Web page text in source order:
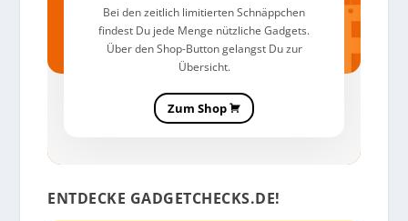
Bei den zeitlich limitierten Schnäppchen
findest Du jede Menge nützliche Gadgets.
Über den Shop-Button gelangst Du zur
Übersicht.
Zum Shop
ENTDECKE GADGETCHECKS.DE!